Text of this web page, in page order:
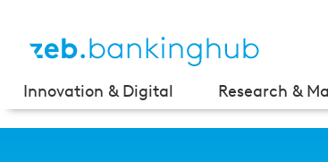
Innovation & Digital Research &